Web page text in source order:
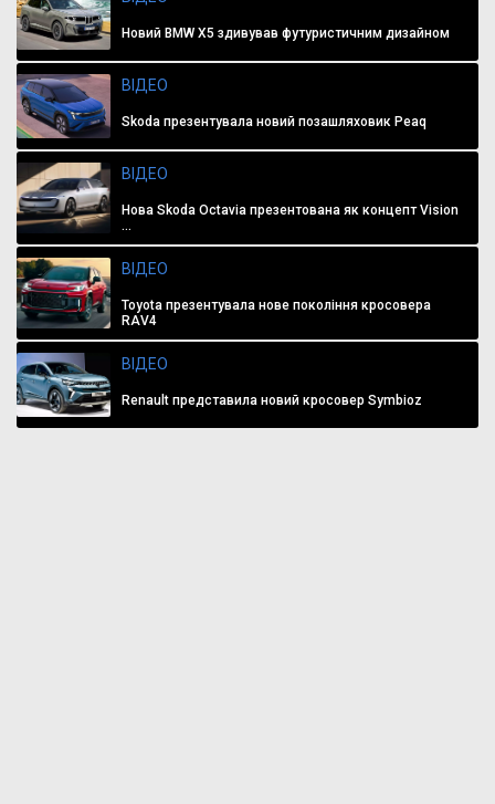
Новий BMW X5 здивував футуристичним дизайном
ВІДЕО
Skoda презентувала новий позашляховик Peaq
ВІДЕО
Нова Skoda Octavia презентована як концепт Vision
...
ВІДЕО
Toyota презентувала нове покоління кросовера
RAV4
ВІДЕО
Renault представила новий кросовер Symbioz